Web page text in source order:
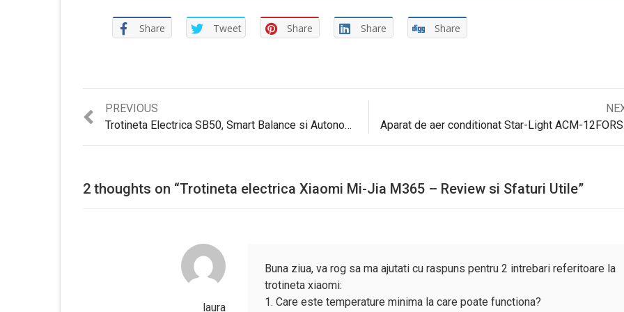
Share Tweet Share Share Share
Navigare
articole
PREVIOUS
Previous
post:
Trotineta Electrica SB50, Smart Balance si Autonomie 60 km – Review complet
post:
Aparat
2 thoughts on “Trotineta electrica Xiaomi Mi-Jia M365 – Review si Sfaturi Utile”
laura
Buna ziua, va rog sa ma ajutati cu raspuns pentru 2 intrebari referitoare la
trotineta xiaomi:
1. Care este temperature minima la care poate functiona?